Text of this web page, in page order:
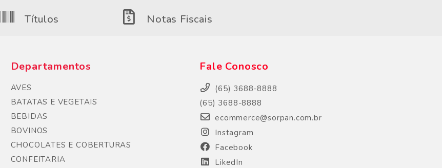
Títulos Notas Fiscais
Departamentos
AVES
BATATAS E VEGETAIS
BEBIDAS
BOVINOS
CHOCOLATES E COBERTURAS
CONFEITARIA
Fale Conosco
(65) 3688-8888
(65) 3688-8888
ecommerce@sorpan.com.br
Instagram
Facebook
LikedIn